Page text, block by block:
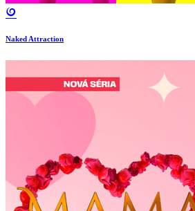
Naked Attraction